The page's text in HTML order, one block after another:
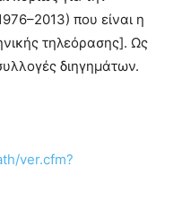
που είναι η
τηλεόρασης]. Ως
διηγημάτων.
ver.cfm?